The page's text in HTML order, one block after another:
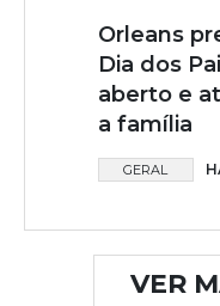
Orleans
Dia dos
aberto e
a família
GERAL
VER